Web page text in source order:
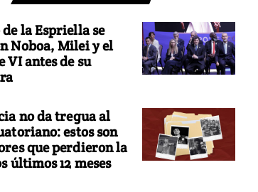
la Espriella se
Noboa, Milei y el
VI antes de su
no da tregua al
estos son
que perdieron la
últimos 12 meses